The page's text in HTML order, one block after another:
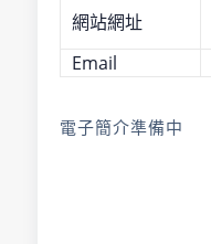
網站網址
Email
電子簡介準備中